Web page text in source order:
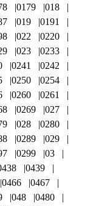
0179
018
019
0191
022
0220
023
0233
0241
0242
0250
0254
0260
0261
0269
027
028
0280
0289
029
0299
03
0439
0466
0467
048
0480